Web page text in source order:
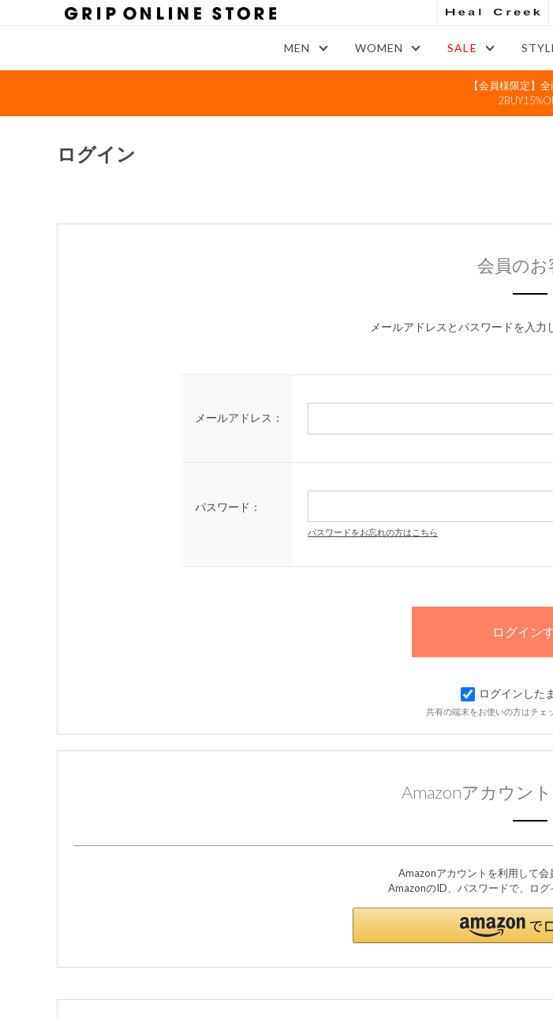
MEN WOMEN SALE
【会員様限定】
ログイン
会員のお
メールアドレスとパスワードを入力
メールアドレス：
パスワード：
パスワードをお忘れの方はこちら
ログインした
共有の端末をお使いの方はチェ
Amazonアカウン
Amazonアカウントを利用して会
AmazonのID、パスワードで、ログ